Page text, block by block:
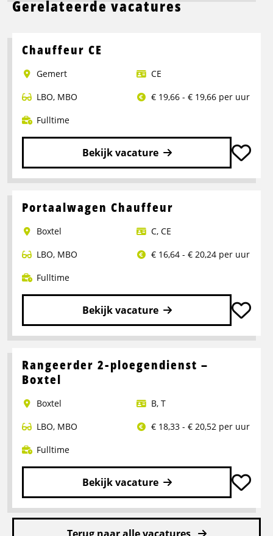
Gerelateerde vacatures
Chauffeur CE
Gemert
CE
LBO, MBO
€ 19,66 - € 19,66 per uur
Fulltime
Bekijk vacature
Lees
over
CE
Portaalwagen Chauffeur
Boxtel C, CE
LBO, MBO
€ 16,64 - € 20,24 per uur
Fulltime
Bekijk vacature
Lees
over
Portaalwagen
Rangeerder 2-ploegendienst –
Boxtel
Boxtel B, T
LBO, MBO
€ 18,33 - € 20,52 per uur
Fulltime
Bekijk vacature
Lees
meer